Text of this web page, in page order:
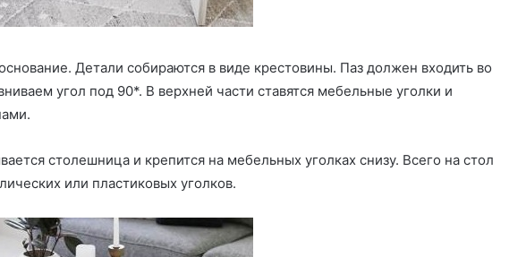
Детали собираются в виде крестовины. Паз должен входить во
угол под 90*. В верхней части ставятся мебельные уголки и
столешница и крепится на мебельных уголках снизу. Всего на стол
или пластиковых уголков.